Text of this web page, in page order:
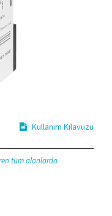
Kullanım Kılavuzu
tüm alanlarda